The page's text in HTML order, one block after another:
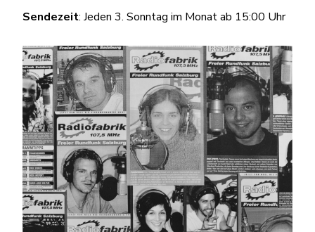
Sendezeit: Jeden 3. Sonntag im Monat ab 15:00 Uhr